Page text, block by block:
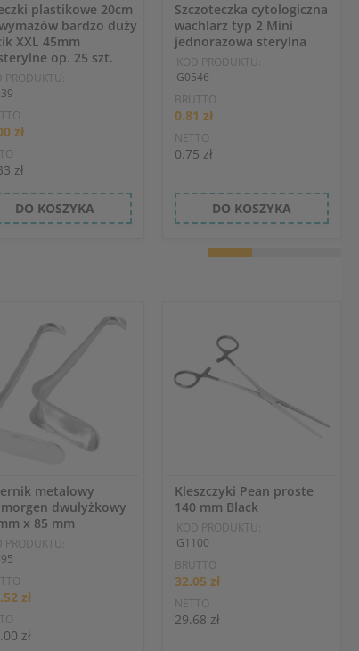
plastikowe 20cm
bardzo duży
XXL 45mm
op. 25 szt.
PRODUKTU:
zł
zł
DO KOSZYKA
Szczoteczka cytologiczna
wachlarz typ 2 Mini
jednorazowa sterylna
KOD PRODUKTU:
G0546
BRUTTO
0.81 zł
NETTO
0.75 zł
DO KOSZYKA
metalowy
dwułyżkowy
x 85 mm
PRODUKTU:
zł
zł
Kleszczyki Pean proste
140 mm Black
KOD PRODUKTU:
G1100
BRUTTO
32.05 zł
NETTO
29.68 zł